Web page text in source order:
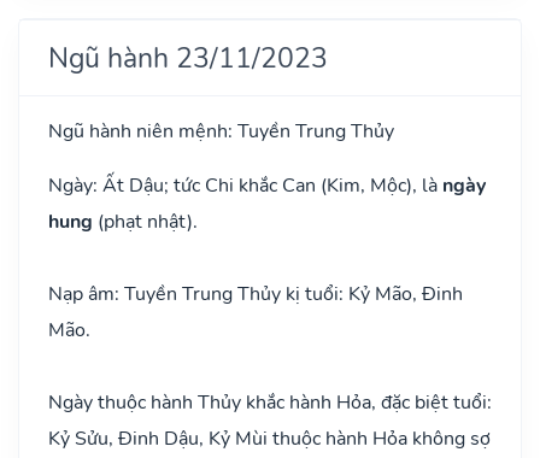
Ngũ hành 23/11/2023
Ngũ hành niên mệnh: Tuyền Trung Thủy
Ngày: Ất Dậu; tức Chi khắc Can (Kim, Mộc), là ngày
hung (phạt nhật).
Nạp âm: Tuyền Trung Thủy kị tuổi: Kỷ Mão, Đinh
Mão.
Ngày thuộc hành Thủy khắc hành Hỏa, đặc biệt tuổi:
Kỷ Sửu, Đinh Dậu, Kỷ Mùi thuộc hành Hỏa không sợ